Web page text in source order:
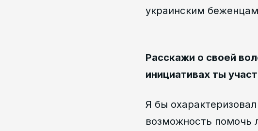
украинским
Расскажи о своей
инициативах ты
Я бы
возможность помочь